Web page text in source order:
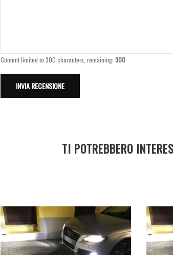
Content limited to 300 characters, remaining: 300
TI POTREBBERO